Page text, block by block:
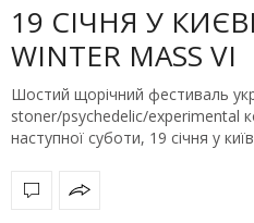
19 СІЧНЯ У
WINTER MASS VI
Шостий щорічний фестиваль
stoner/psychedelic/experimental
наступної суботи, 19 січня у